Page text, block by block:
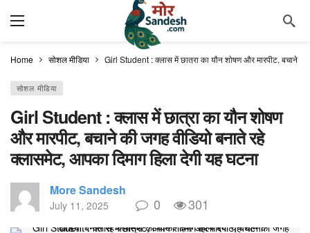
Home सोशल मीडिया Girl Student : क्लास में छात्रा का यौन शोषण और मारपीट, बचाने
सोशल मीडिया
Girl Student : क्लास में छात्रा का यौन शोषण
और मारपीट, बचाने की जगह वीडियो बनाते रहे
क्लासमेट, आपका दिमाग हिला देगी यह घटना
More Sandesh
July 11, 2025 0 301